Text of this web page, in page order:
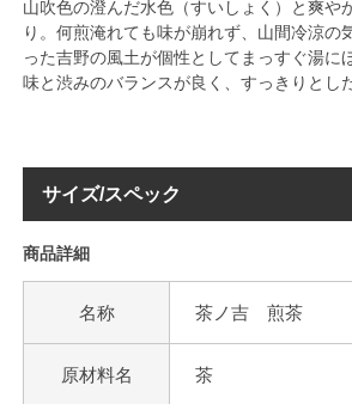
山吹色の澄んだ水色（すいしょく）と爽や
り。何煎淹れても味が崩れず、山間冷涼の
った吉野の風土が個性としてまっすぐ湯に
味と渋みのバランスが良く、すっきりとし
サイズ/スペック
商品詳細
名称 茶ノ吉 煎茶
原材料名 茶